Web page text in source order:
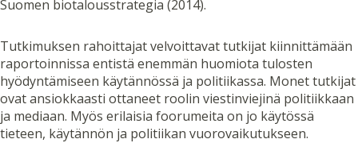
Suomen biotalousstrategia (2014).
Tutkimuksen rahoittajat velvoittavat tutkijat kiinnittämään
raportoinnissa entistä enemmän huomiota tulosten
hyödyntämiseen käytännössä ja politiikassa. Monet tutkijat
ovat ansiokkaasti ottaneet roolin viestinviejinä politiikkaan
ja mediaan. Myös erilaisia foorumeita on jo käytössä
tieteen, käytännön ja politiikan vuorovaikutukseen.